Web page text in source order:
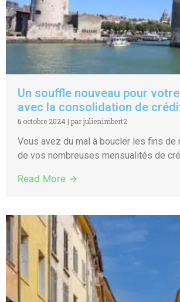
Un souffle nouveau pour
avec la consolidation de
6 octobre 2024 | par julienimbert2
Vous avez du mal à boucler les fins de
de vos nombreuses mensualités de
Read More →